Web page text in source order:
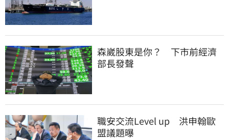
森崴股東是你？　下市前經濟
部長發聲
職安交流Level up　洪申翰歐
盟議題曝